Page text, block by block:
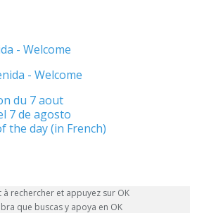
- Welcome
du 7 aout
7 de agosto
the day (in French)
à rechercher et appuyez sur OK
que buscas y apoya en OK